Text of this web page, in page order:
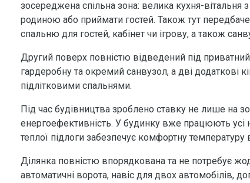
зосереджена спільна зона: велика кухня-вітальня
родиною або приймати гостей. Також тут
спальню для гостей, кабінет чи ігрову, а також
Другий поверх повністю відведений під
гардеробну та окремий санвузол, а дві додаткові
підлітковими спальнями.
Під час будівництва зроблено ставку не лише на
енергоефективність. У будинку вже працюють усі
теплої підлоги забезпечує комфортну
Ділянка повністю впорядкована та не потребує
автоматичні ворота, навіс для двох автомобілів,